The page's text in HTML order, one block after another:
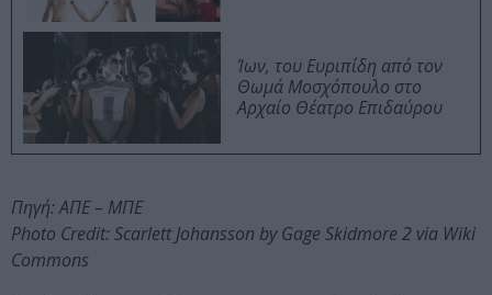
Ίων, του Ευριπίδη από τον
Θωμά Μοσχόπουλο στο
Αρχαίο Θέατρο Επιδαύρου
Πηγή: ΑΠΕ – ΜΠΕ
Photo Credit: Scarlett Johansson by Gage Skidmore 2 via Wiki
Commons